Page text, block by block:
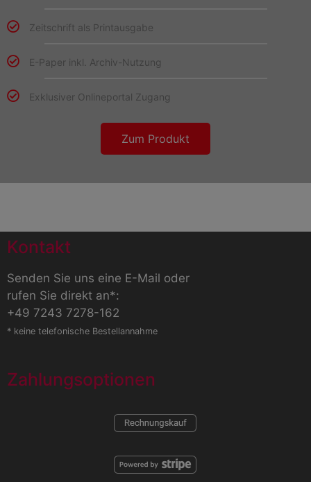
Zeitschrift als Printausgabe
E-Paper inkl. Archiv-Nutzung
Exklusiver Onlineportal Zugang
Zum Produkt
Kontakt
Senden Sie uns eine E-Mail oder
rufen Sie direkt an*:
+49 7243 7278-162
* keine telefonische Bestellannahme
Zahlungsoptionen